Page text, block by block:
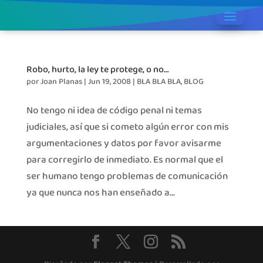
Robo, hurto, la ley te protege, o no…
porJoan Planas|Jun 19, 2008| BLA BLA BLA,BLOG
No tengo ni idea de código penal ni temas
judiciales, así que si cometo algún error con mis
argumentaciones y datos por favor avisarme
para corregirlo de inmediato. Es normal que el
ser humano tengo problemas de comunicación
ya que nunca nos han enseñado a...